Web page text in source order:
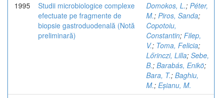
1995
Studii microbiologice complexe
efectuate pe fragmente de
biopsie gastroduodenală (Notă
preliminară)
Domokos, L.; Péter,
M.; Piros, Sanda;
Copotoiu,
Constantin; Filep,
V.; Toma, Felicia;
Lőrinczi, Lilla; Sebe,
B.; Barabás, Enikö;
Bara, T.; Baghiu,
M.; Eșianu, M.